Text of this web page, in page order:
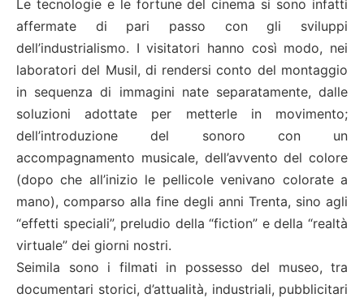
Le tecnologie e le fortune del cinema si sono infatti
affermate di pari passo con gli sviluppi
dell’industrialismo. I visitatori hanno così modo, nei
laboratori del Musil, di rendersi conto del montaggio
in sequenza di immagini nate separatamente, dalle
soluzioni adottate per metterle in movimento;
dell’introduzione del sonoro con un
accompagnamento musicale, dell’avvento del colore
(dopo che all’inizio le pellicole venivano colorate a
mano), comparso alla fine degli anni Trenta, sino agli
“effetti speciali”, preludio della “fiction” e della “realtà
virtuale” dei giorni nostri.
Seimila sono i filmati in possesso del museo, tra
documentari storici, d’attualità, industriali, pubblicitari